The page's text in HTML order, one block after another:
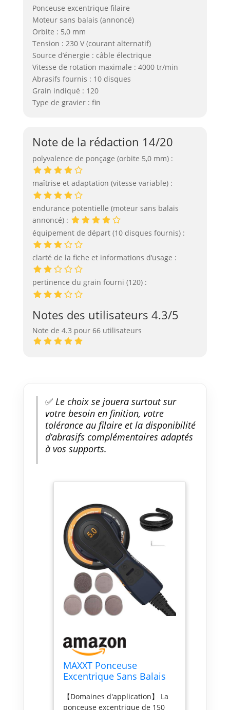
Ponceuse excentrique filaire
Moteur sans balais (annoncé)
Orbite : 5,0 mm
Tension : 230 V (courant alternatif)
Source d’énergie : câble électrique
Vitesse de rotation maximale : 4000 tr/min
Abrasifs fournis : 10 disques
Grain indiqué : 120
Type de gravier : fin
Note de la rédaction 14/20
polyvalence de ponçage (orbite 5,0 mm) :
maîtrise et adaptation (vitesse variable) :
endurance potentielle (moteur sans balais
annoncé) :
équipement de départ (10 disques fournis) :
clarté de la fiche et informations d’usage :
pertinence du grain fourni (120) :
Notes des utilisateurs 4.3/5
Note de 4.3 pour 66 utilisateurs
✅Le choix se jouera surtout sur
votre besoin en finition, votre
tolérance au filaire et la disponibilité
d’abrasifs complémentaires adaptés
à vos supports.
MAXXT Ponceuse
Excentrique Sans Balais
câblage à trois noyaux -
【Domaines d'application】 La
ponceuse excentrique de 150